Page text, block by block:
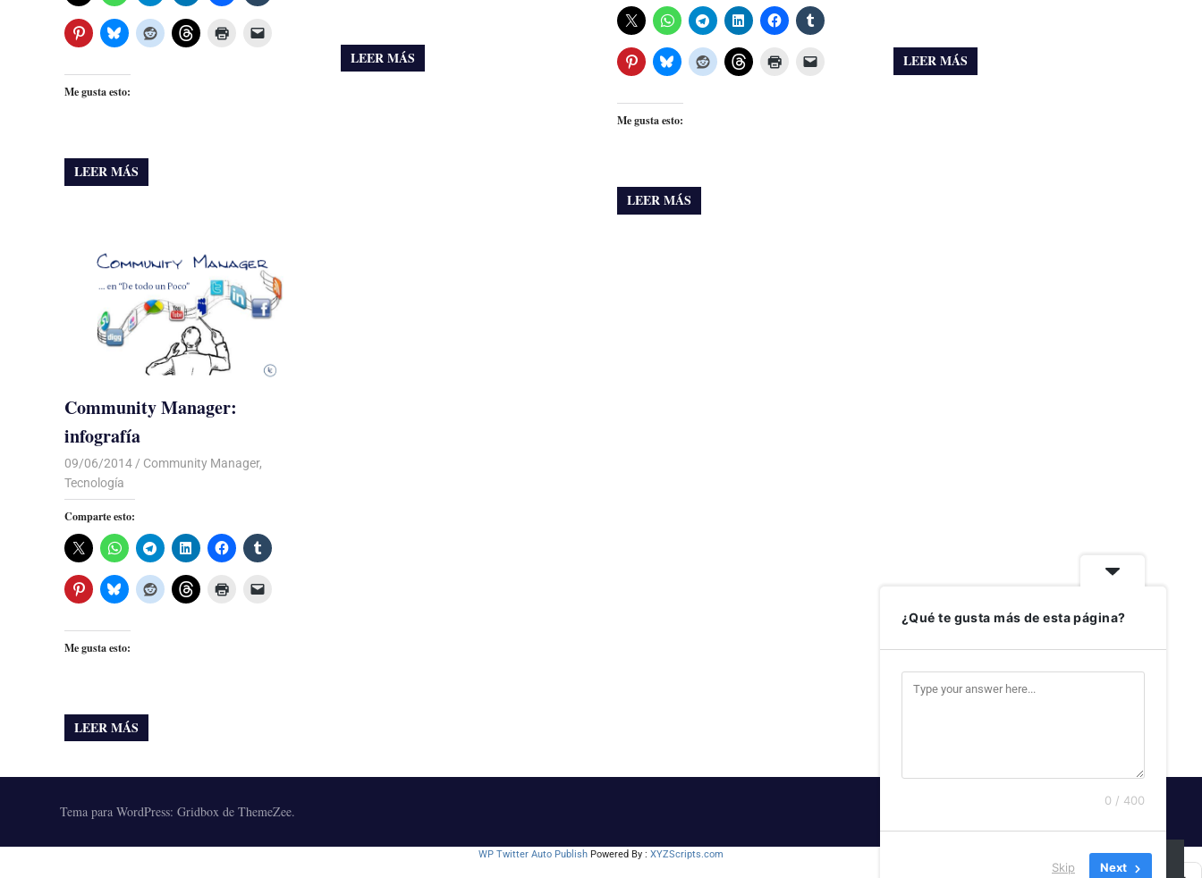
Me gusta esto:
LEER MÁS
LEER MÁS
Me gusta esto:
LEER MÁS
LEER MÁS
Community Manager:
infografía
09/06/2014 Luis Castellanos
Community Manager,
Tecnología
Comparte esto:
Me gusta esto:
LEER MÁS
Tema para WordPress: Gridbox de ThemeZee.
WP Twitter Auto Publish Powered By : XYZScripts.com SUSCRIBIRSE
¿Qué te gusta más de esta página?
0 / 400
Skip Next